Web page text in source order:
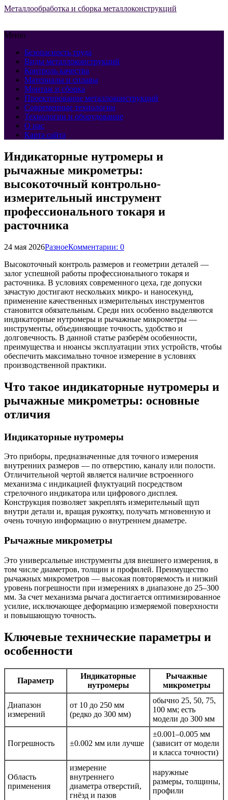
Металлообработка и сборка металлоконструкций
Меню
Безопасность труда
Виды металлоконструкций
Контроль качества
Материалы и сплавы
Монтаж и сборка
Проектирование металлоконструкций
Современные технологии
Технологии и оборудование
О нас
Карта сайта
Индикаторные нутромеры и
рычажные микрометры:
высокоточный контрольно-
измерительный инструмент
профессионального токаря и
расточника
24 мая 2026РазноеКомментарии: 0
Высокоточный контроль размеров и геометрии деталей —
залог успешной работы профессионального токаря и
расточника. В условиях современного цеха, где допуски
зачастую достигают нескольких микро- и наносекунд,
применение качественных измерительных инструментов
становится обязательным. Среди них особенно выделяются
индикаторные нутромеры и рычажные микрометры —
инструменты, объединяющие точность, удобство и
долговечность. В данной статье разберём особенности,
преимущества и нюансы эксплуатации этих устройств, чтобы
обеспечить максимально точное измерение в условиях
производственной практики.
Что такое индикаторные нутромеры и
рычажные микрометры: основные
отличия
Индикаторные нутромеры
Это приборы, предназначенные для точного измерения
внутренних размеров — по отверстию, каналу или полости.
Отличительной чертой является наличие встроенного
механизма с индикацией флуктуаций посредством
стрелочного индикатора или цифрового дисплея.
Конструкция позволяет закреплять измерительный щуп
внутри детали и, вращая рукоятку, получать мгновенную и
очень точную информацию о внутреннем диаметре.
Рычажные микрометры
Это универсальные инструменты для внешнего измерения, в
том числе диаметров, толщин и профилей. Преимущество
рычажных микрометров — высокая повторяемость и низкий
уровень погрешности при измерениях в диапазоне до 25–300
мм. За счет механизма рычага достигается оптимизированное
усилие, исключающее деформацию измеряемой поверхности
и повышающую точность.
Ключевые технические параметры и
особенности
Параметр
Индикаторные
нутромеры
Рычажные
микрометры
Диапазон
измерений
от 10 до 250 мм
(редко до 300 мм)
обычно 25, 50, 75,
100 мм; есть
модели до 300 мм
Погрешность ±0.002 мм или лучше
±0.001–0.005 мм
(зависит от модели
и класса точности)
Область
применения
измерение
внутреннего
диаметра отверстий,
гнёзд и пазов
наружные
размеры, толщины,
профили